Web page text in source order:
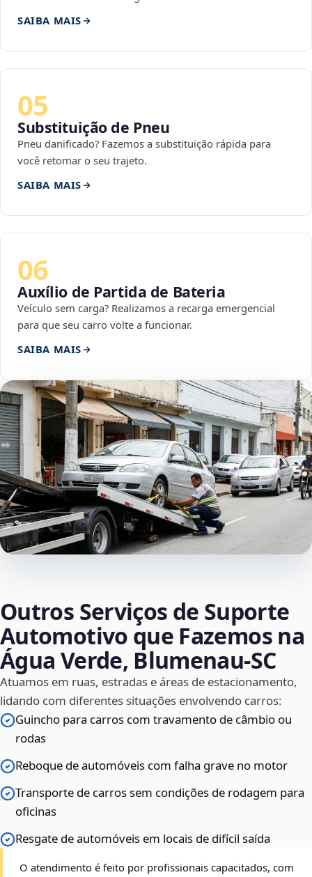
SAIBA MAIS
05
Substituição de Pneu
Pneu danificado? Fazemos a substituição rápida para
você retomar o seu trajeto.
SAIBA MAIS
06
Auxílio de Partida de Bateria
Veículo sem carga? Realizamos a recarga emergencial
para que seu carro volte a funcionar.
SAIBA MAIS
Outros Serviços de Suporte
Automotivo que Fazemos na
Água Verde, Blumenau‑SC
Atuamos em ruas, estradas e áreas de estacionamento,
lidando com diferentes situações envolvendo carros:
Guincho para carros com travamento de câmbio ou
rodas
Reboque de automóveis com falha grave no motor
Transporte de carros sem condições de rodagem para
oficinas
Resgate de automóveis em locais de difícil saída
O atendimento é feito por profissionais capacitados, com